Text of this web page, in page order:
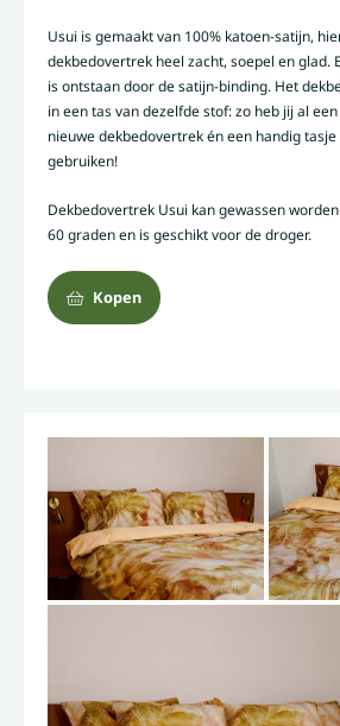
Usui is gemaakt van 100% katoen-satijn,
dekbedovertrek heel zacht, soepel en glad.
is ontstaan door de satijn-binding. Het
in een tas van dezelfde stof: zo heb jij al
nieuwe dekbedovertrek én een handig
gebruiken!
Dekbedovertrek Usui kan gewassen
60 graden en is geschikt voor de droger.
Kopen